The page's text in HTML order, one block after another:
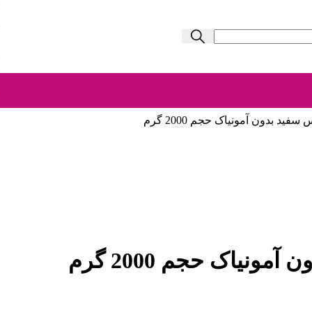
بدون آمونیاک حجم 2000 گرم
حجم 2000 گرم